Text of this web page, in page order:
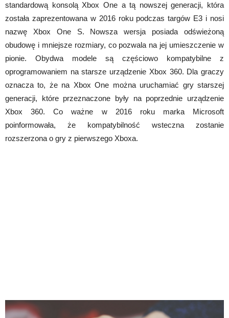
standardową konsolą Xbox One a tą nowszej generacji, która
została zaprezentowana w 2016 roku podczas targów E3 i nosi
nazwę Xbox One S. Nowsza wersja posiada odświeżoną
obudowę i mniejsze rozmiary, co pozwala na jej umieszczenie w
pionie. Obydwa modele są częściowo kompatybilne z
oprogramowaniem na starsze urządzenie Xbox 360. Dla graczy
oznacza to, że na Xbox One można uruchamiać gry starszej
generacji, które przeznaczone były na poprzednie urządzenie
Xbox 360. Co ważne w 2016 roku marka Microsoft
poinformowała, że kompatybilność wsteczna zostanie
rozszerzona o gry z pierwszego Xboxa.